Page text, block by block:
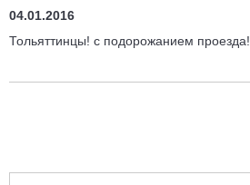
04.01.2016
Тольяттинцы! с подорожанием проезда!